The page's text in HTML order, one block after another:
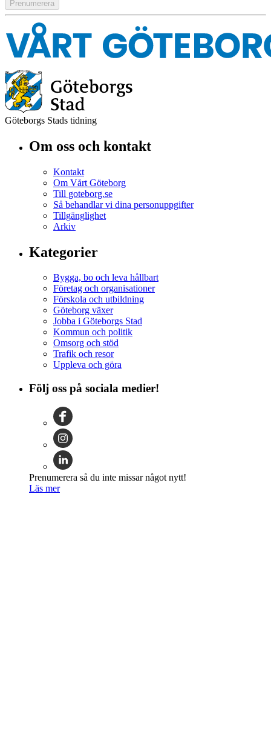
Göteborgs Stads tidning
Om oss och kontakt
Kontakt
Om Vårt Göteborg
Till goteborg.se
Så behandlar vi dina personuppgifter
Tillgänglighet
Arkiv
Kategorier
Bygga, bo och leva hållbart
Företag och organisationer
Förskola och utbildning
Göteborg växer
Jobba i Göteborgs Stad
Kommun och politik
Omsorg och stöd
Trafik och resor
Uppleva och göra
Följ oss på sociala medier!
Prenumerera så du inte missar något nytt!
Läs mer